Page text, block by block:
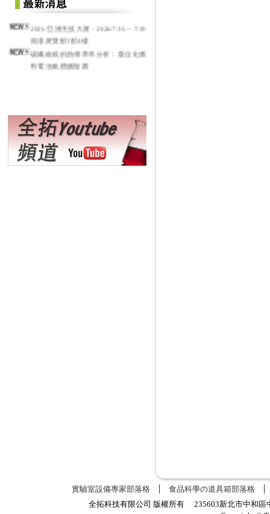
2026 亞洲生技大展 - 2026/7/16 ~ 7/19
南港展覽館1館4樓
碳纖維紙的熱傳導率分析：最佳化燃
料電池氣體擴散層
實驗室設備專家部落格
食品科學の道具箱部落格
全拓科技有限公司 版權所有 235603新北市中和